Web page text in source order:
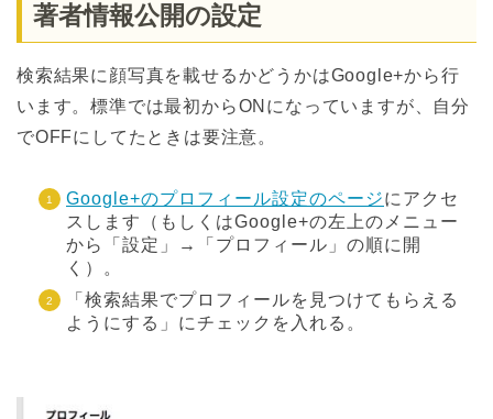
著者情報公開の設定
検索結果に顔写真を載せるかどうかはGoogle+から行
います。標準では最初からONになっていますが、自分
でOFFにしてたときは要注意。
Google+のプロフィール設定のページにアクセ
スします（もしくはGoogle+の左上のメニュー
から「設定」→「プロフィール」の順に開
く）。
「検索結果でプロフィールを見つけてもらえる
ようにする」にチェックを入れる。